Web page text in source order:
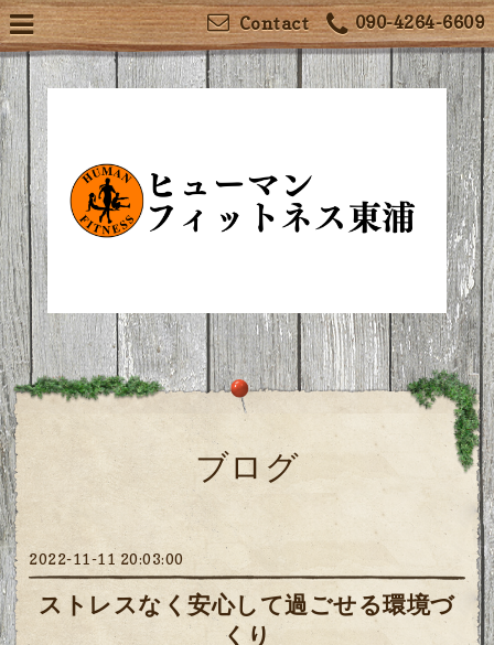
090-4264-6609
Contact
ブログ
2022-11-11 20:03:00
ストレスなく安心して過ごせる環境づ
くり